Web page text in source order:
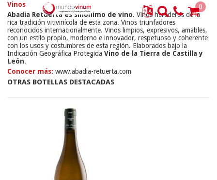
Vinos
Abadía Retuerta es sinónimo de vino. Vinos herederos de la
rica tradición vitivinícola de esta zona. Vinos triunfadores
reconocidos internacionalmente. Vinos limpios, expresivos, amables,
con un estilo propio, moderno e innovador, respetuoso y coherente
con los usos y costumbres de esta región. Elaborados bajo la
Indicación Geográfica Protegida Vino de la Tierra de Castilla y
León.
Conocer más: www.abadia-retuerta.com
OTRAS BOTELLAS DESTACADAS
0